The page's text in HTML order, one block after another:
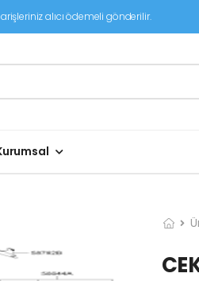
alıcı ödemeli gönderilir.